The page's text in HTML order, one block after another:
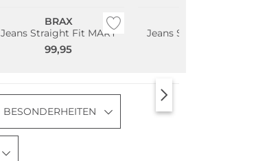
BRAX
Jeans Straight Fit MARY
99,95
Jeans Slim Fit
BESONDERHEITEN